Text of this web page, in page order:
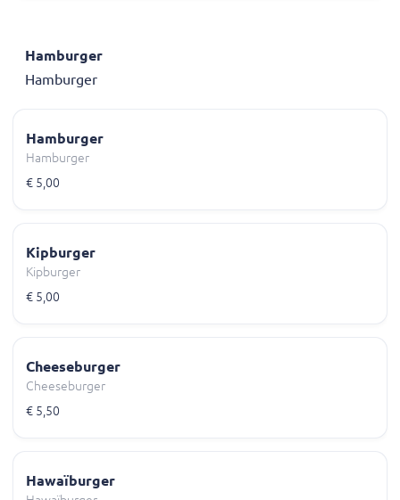
Hamburger
Hamburger
Hamburger
Hamburger
€ 5,00
Kipburger
Kipburger
€ 5,00
Cheeseburger
Cheeseburger
€ 5,50
Hawaïburger